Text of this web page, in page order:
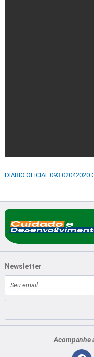
DIARIO OFICIAL 093 02042020
Newsletter
mail
Acompanhe